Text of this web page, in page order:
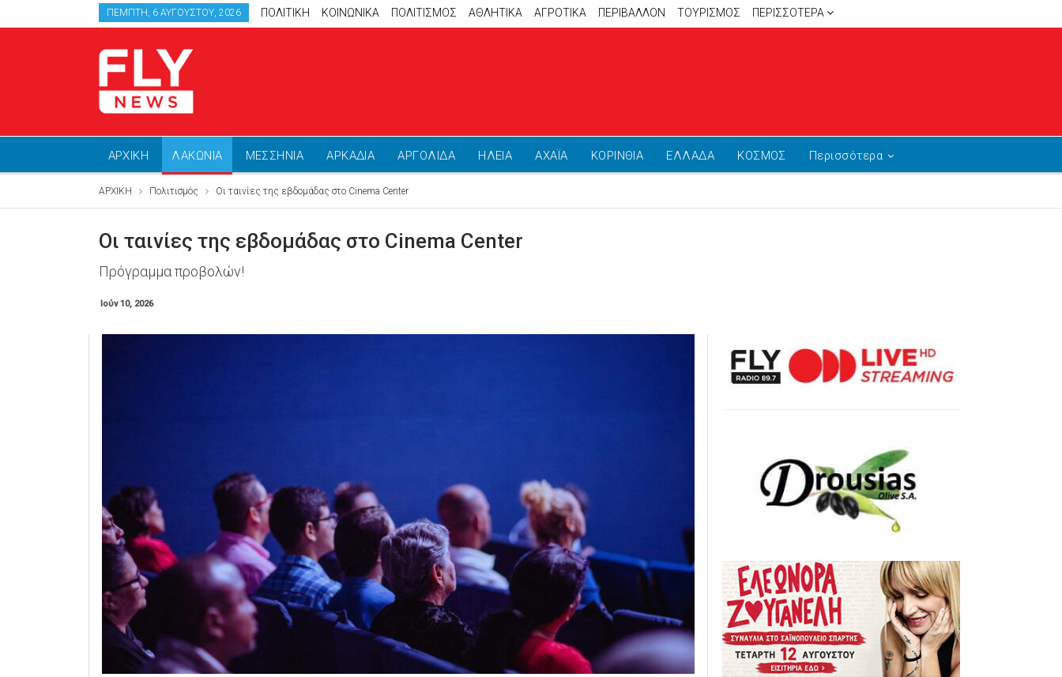
ΠΈΜΠΤΗ, 6 ΑΥΓΟΎΣΤΟΥ, 2026 ΠΟΛΙΤΙΚΗ ΚΟΙΝΩΝΙΚΑ ΠΟΛΙΤΙΣΜΟΣ ΑΘΛΗΤΙΚΆ ΑΓΡΟΤΙΚΑ ΠΕΡΙΒΑΛΛΟΝ ΤΟΥΡΙΣΜΟΣ ΠΕΡΙΣΣΌΤΕΡΑ
ΑΡΧΙΚΗ ΛΑΚΩΝΙΑ ΜΕΣΣΗΝΙΑ ΑΡΚΑΔΙΑ ΑΡΓΟΛΙΔΑ ΗΛΕΙΑ ΑΧΑΪΑ ΚΟΡΙΝΘΙΑ ΕΛΛΑΔΑ ΚΟΣΜΟΣ Περισσότερα
ΑΡΧΙΚΗ Πολιτισμός Οι ταινίες της εβδομάδας στο Cinema Center
Οι ταινίες της εβδομάδας στο Cinema Center
Πρόγραμμα προβολών!
Ιούν 10, 2026